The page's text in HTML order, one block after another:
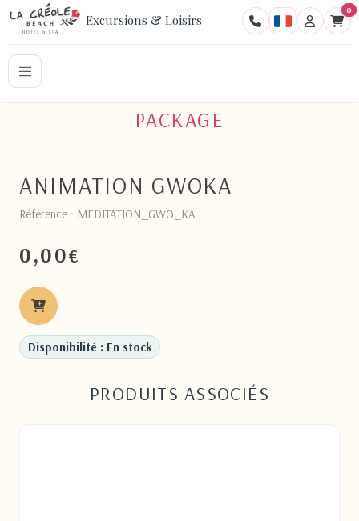
Excursions & Loisirs
0
PACKAGE
ANIMATION GWOKA
Référence : MEDITATION_GWO_KA
0,00€
Disponibilité : En stock
PRODUITS ASSOCIÉS